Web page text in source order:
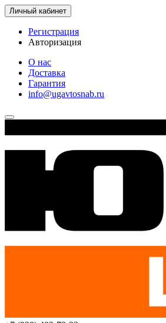
Личный кабинет
Регистрация
Авторизация
О нас
Доставка
Гарантия
info@ugavtosnab.ru